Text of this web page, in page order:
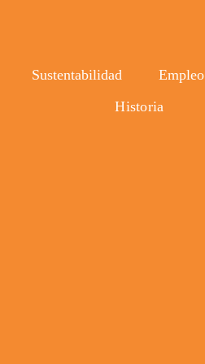
Sustentabilidad Empleo
Historia